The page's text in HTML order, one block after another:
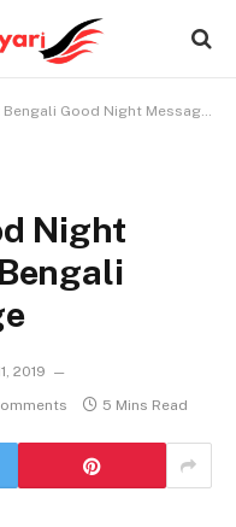
Good Night Message – [50+] Bengali Shuvo Ratri Image
Night
2019
5 Mins Read